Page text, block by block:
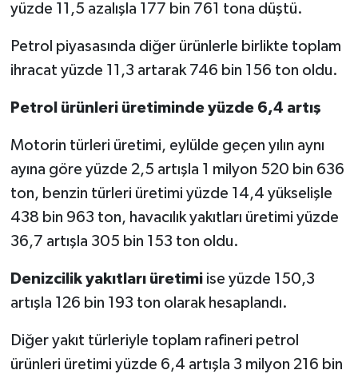
yüzde 11,5 azalışla 177 bin 761 tona düştü.
Petrol piyasasında diğer ürünlerle birlikte toplam
ihracat yüzde 11,3 artarak 746 bin 156 ton oldu.
Petrol ürünleri üretiminde yüzde 6,4 artış
Motorin türleri üretimi, eylülde geçen yılın aynı
ayına göre yüzde 2,5 artışla 1 milyon 520 bin 636
ton, benzin türleri üretimi yüzde 14,4 yükselişle
438 bin 963 ton, havacılık yakıtları üretimi yüzde
36,7 artışla 305 bin 153 ton oldu.
Denizcilik yakıtları üretimiise yüzde 150,3
artışla 126 bin 193 ton olarak hesaplandı.
Diğer yakıt türleriyle toplam rafineri petrol
ürünleri üretimi yüzde 6,4 artışla 3 milyon 216 bin